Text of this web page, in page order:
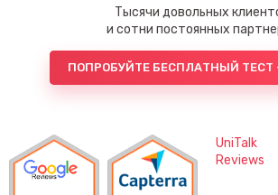
Тысячи довольных
и сотни постоянных
ПОПРОБУЙТЕ БЕСПЛАТНЫЙ ТЕСТ
UniTalk
Reviews